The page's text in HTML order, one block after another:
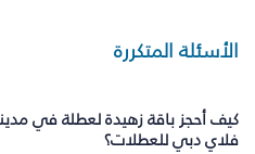
الأسئلة المتكررة
كيف أحجز باقة زهيدة لعطلة في
فلاي دبي للعطلات؟